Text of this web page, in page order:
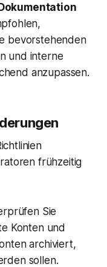
bevorstehenden
und interne
anzupassen.
frühzeitig
Sie
Konten und
archiviert,
sollen.